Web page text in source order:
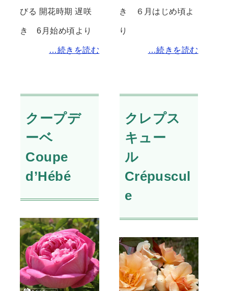
びる 開花時期 遅咲
き 6月始め頃より
…続きを読む
き ６月はじめ頃よ
り
…続きを読む
クープデ
ーベ
Coupe
d’Hébé
クレプス
キュー
ル
Crépuscul
e